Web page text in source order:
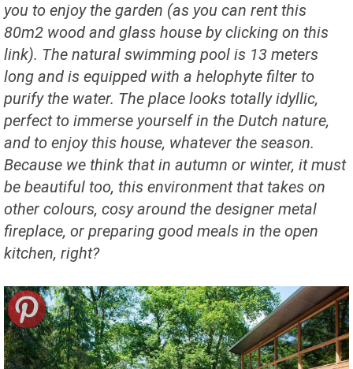
you to enjoy the garden (as you can rent this
80m2 wood and glass house by clicking on this
link). The natural swimming pool is 13 meters
long and is equipped with a helophyte filter to
purify the water. The place looks totally idyllic,
perfect to immerse yourself in the Dutch nature,
and to enjoy this house, whatever the season.
Because we think that in autumn or winter, it must
be beautiful too, this environment that takes on
other colours, cosy around the designer metal
fireplace, or preparing good meals in the open
kitchen, right?